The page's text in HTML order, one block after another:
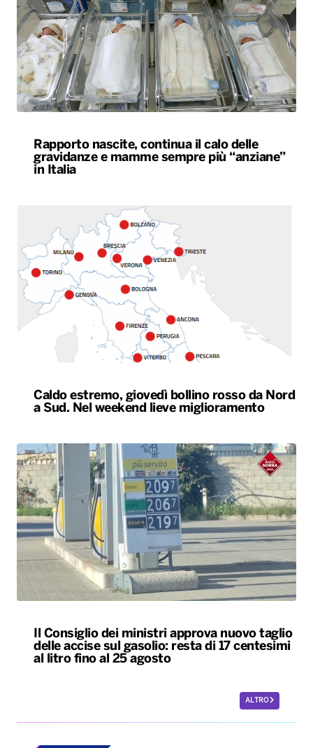
Rapporto nascite, continua il calo delle
gravidanze e mamme sempre più “anziane”
in Italia
Caldo estremo, giovedì bollino rosso da Nord
a Sud. Nel weekend lieve miglioramento
Il Consiglio dei ministri approva nuovo taglio
delle accise sul gasolio: resta di 17 centesimi
al litro fino al 25 agosto
Locali